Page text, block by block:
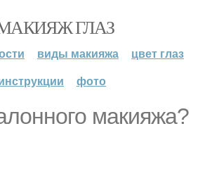
ГЛАЗ
виды макияжа
цвет глаз
фото
макияжа?